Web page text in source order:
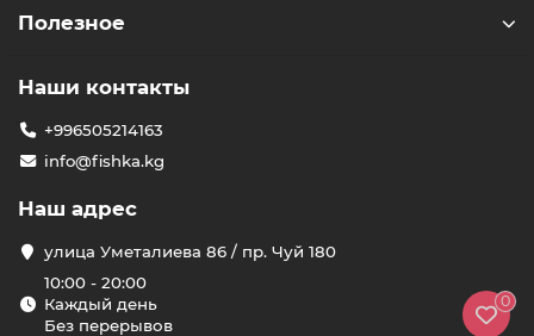
Полезное
Наши контакты
+996505214163
info@fishka.kg
Наш адрес
улица Уметалиева 86 / пр. Чуй 180
10:00 - 20:00
Каждый день
Без перерывов
0